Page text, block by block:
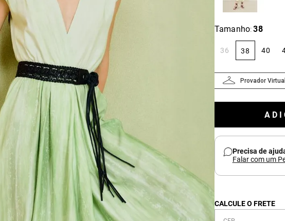
Tamanho: 38
36 38 40
Provador Virtual
Precisa de
Falar com um
CALCULE O FRETE